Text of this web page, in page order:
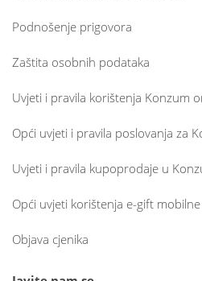
Podnošenje prigovora
Zaštita osobnih podataka
Uvjeti i pravila korištenja Konzum
Opći uvjeti i pravila poslovanja za
Uvjeti i pravila kupoprodaje u
Opći uvjeti korištenja e-gift
Objava cjenika